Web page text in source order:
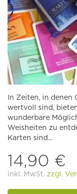
In Zeiten, in denen
wertvoll sind,
wunderbare
Weisheiten zu
Karten sind...
14,90 €
inkl. MwSt. zzgl.